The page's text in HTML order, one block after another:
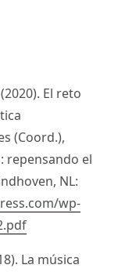
El reto
(Coord.),
repensando el
NL:
wp-
La música